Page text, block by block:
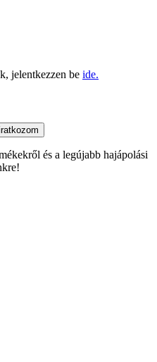
jelentkezzen be ide.
és a legújabb hajápolási